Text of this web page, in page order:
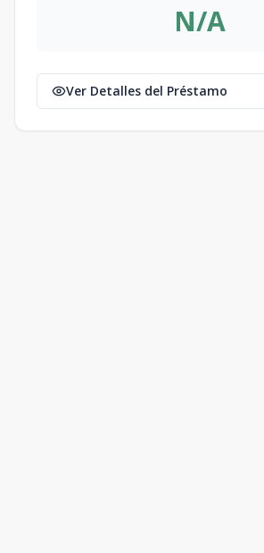
N/A
Ver Detalles del Préstamo